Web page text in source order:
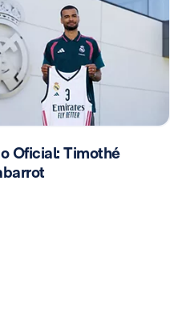
Oficial: Timothé